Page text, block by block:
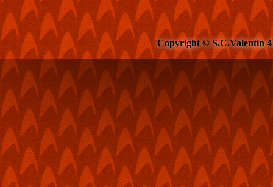
Copyright © S.C.Valentin